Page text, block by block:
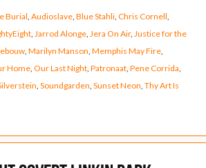
Burial Audioslave, Blue Stahli, Chris Cornell
, Jarrod Alonge, Jera On Air, Justice for the
, Marilyn Manson Memphis May Fire,
Home, Our Last Night, Patronaat, Pene Corrida
Soundgarden Sunset Neon Thy Art Is